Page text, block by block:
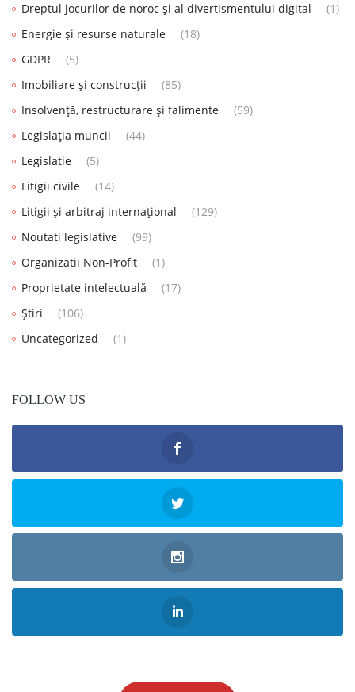
Dreptul jocurilor de noroc și al divertismentului digital
(1)
Energie și resurse naturale
(18)
GDPR
(5)
Imobiliare și construcții
(85)
Insolvență, restructurare și falimente
(59)
Legislația muncii
(44)
Legislatie
(5)
Litigii civile
(14)
Litigii și arbitraj internațional
(129)
Noutati legislative
(99)
Organizatii Non-Profit
(1)
Proprietate intelectuală
(17)
Știri
(106)
Uncategorized
(1)
FOLLOW US